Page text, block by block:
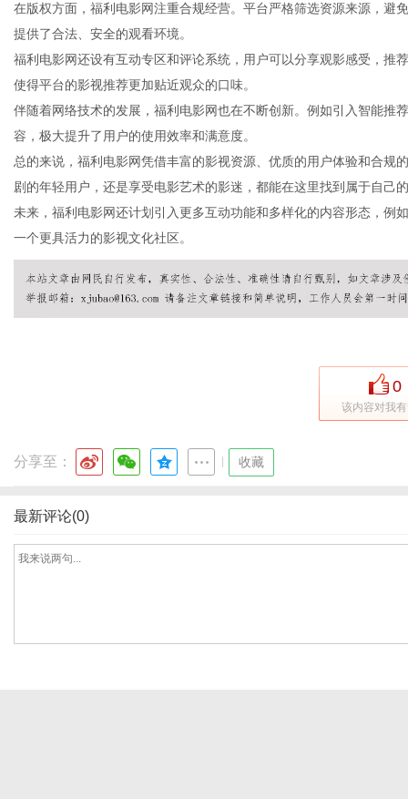
在版权方面，福利电影网注重合规经营。平台严格筛选资源来源，避
提供了合法、安全的观看环境。
福利电影网还设有互动专区和评论系统，用户可以分享观影感受，推
使得平台的影视推荐更加贴近观众的口味。
伴随着网络技术的发展，福利电影网也在不断创新。例如引入智能推
容，极大提升了用户的使用效率和满意度。
总的来说，福利电影网凭借丰富的影视资源、优质的用户体验和合规
剧的年轻用户，还是享受电影艺术的影迷，都能在这里找到属于自己
未来，福利电影网还计划引入更多互动功能和多样化的内容形态，例
一个更具活力的影视文化社区。
0
该内容对我
分享至： 收藏
最新评论(0)